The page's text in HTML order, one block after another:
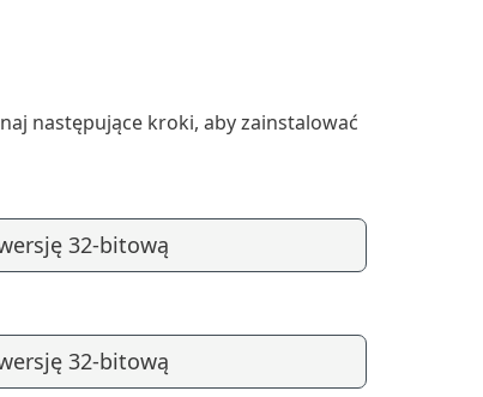
następujące kroki, aby zainstalować
32-bitową
32-bitową